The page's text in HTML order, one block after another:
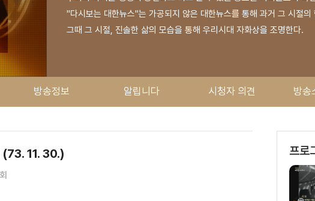
"다시보는 대한뉴스"는 가공되지 않은 대한뉴스를 통해 과거 그 시절
그때 그 시절, 진솔한 삶의 모습을 통해 우리시대 자화상을 조명한다.
방송정보 알립니다 시청자 의견 방송
(73. 11. 30.) 프로